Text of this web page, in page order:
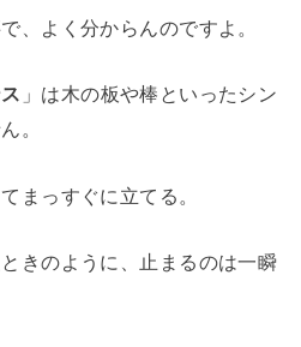
、よく分からんのですよ。
」は木の板や棒といったシン
。
まっすぐに立てる。
きのように、止まるのは一瞬